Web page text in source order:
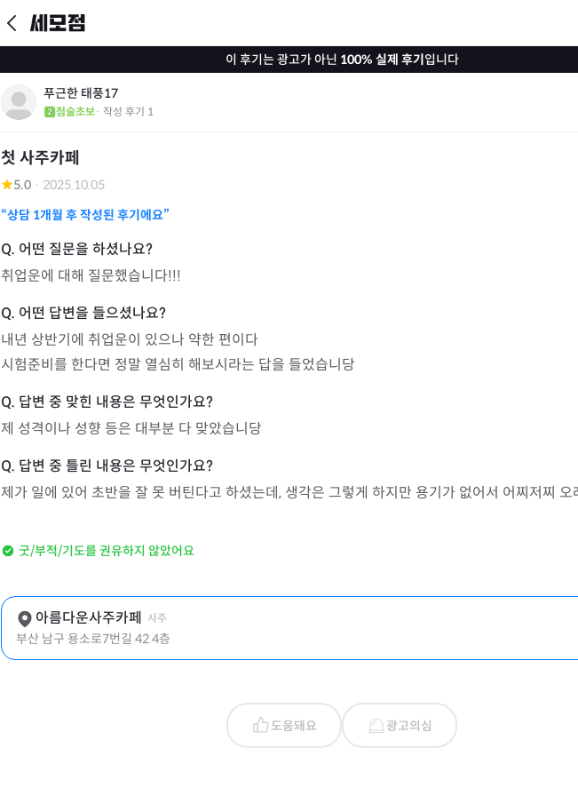
이 후기는 광고가 아닌 100% 실제 후기입니다
푸근한 태풍17
점술초보· 작성 후기 1
첫 사주카페
5.0 · 2025.10.05
“상담 1개월 후 작성된 후기에요”
취업운에 대해 질문했습니다!!!
내년 상반기에 취업운이 있으나 약한 편이다
시험준비를 한다면 정말 열심히 해보시라는 답을 들었습니당
제 성격이나 성향 등은 대부분 다 맞았습니당
제가 일에 있어 초반을 잘 못 버틴다고 하셨는데, 생각은 그렇게 하지만 용기가 없어서 어찌저찌
굿/부적/기도를 권유하지 않았어요
아름다운사주카페 사주
부산 남구 용소로7번길 42 4층
도움돼요 광고의심